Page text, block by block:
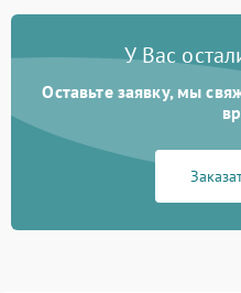
У Вас
Оставьте заявку, мы